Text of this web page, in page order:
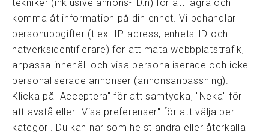
tekniker (inklusive annons-ID:n) för att lagra och
komma åt information på din enhet. Vi behandlar
personuppgifter (t.ex. IP-adress, enhets-ID och
nätverksidentifierare) för att mäta webbplatstrafik,
anpassa innehåll och visa personaliserade och icke-
personaliserade annonser (annonsanpassning).
Klicka på "Acceptera" för att samtycka, "Neka" för
att avstå eller "Visa preferenser" för att välja per
kategori. Du kan när som helst ändra eller återkalla
Snabblänkar
Prisexempel
Medarbetare
Policies & integritet
Information om Cookie-hantering och Google Analytics
Integritetspolicy
Dataskyddsförordningen